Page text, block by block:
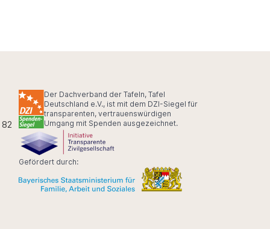
Der Dachverband der Tafeln, Tafel
Deutschland e.V., ist mit dem DZI-Siegel für
transparenten, vertrauenswürdigen
Umgang mit Spenden ausgezeichnet.
Gefördert durch: